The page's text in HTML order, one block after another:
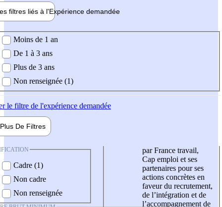
filtres liés à l'Expérience demandée
demandée
Moins de 1 an
De 1 à 3 ans
Plus de 3 ans
Non renseignée (1)
le filtre de l'expérience demandée
Plus De Filtres
Cadre (1)
Non cadre
Non renseignée
par France travail,
Cap emploi et ses
partenaires pour ses
actions concrètes en
faveur du recrutement,
de l’intégration et de
l’accompagnement de